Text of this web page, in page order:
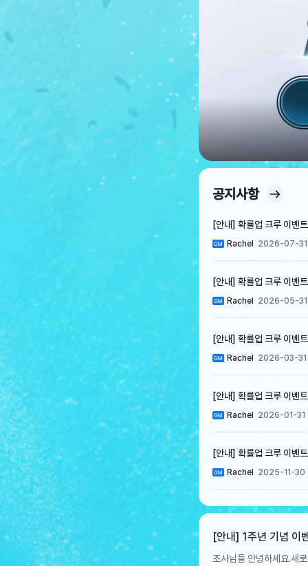
공지사항
[안내] 확률업 크루 이벤
Rachel 2026-07-
[안내] 확률업 크루 이벤
Rachel 2026-05-
[안내] 확률업 크루 이벤
Rachel 2026-03-
[안내] 확률업 크루 이벤
Rachel 2026-01-31
[안내] 확률업 크루 이벤
Rachel 2025-11-30
[안내] 1주년 기념 이
조사님들 안녕하세요.새